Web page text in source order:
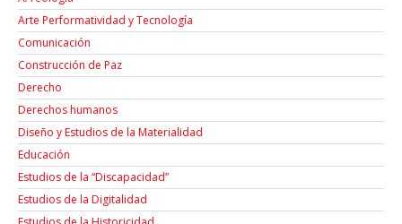
Arte Performatividad y Tecnología
Comunicación
Construcción de Paz
Derecho
Derechos humanos
Diseño y Estudios de la Materialidad
Educación
Estudios de la “Discapacidad”
Estudios de la Digitalidad